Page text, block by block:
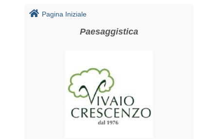
Pagina Iniziale
Paesaggistica